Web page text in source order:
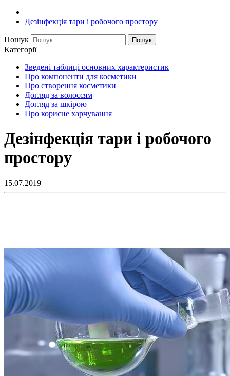
Дезінфекція тари і робочого простору
Пошук Пошук
Категорії
Зведені таблиці основних характеристик
Про компоненти для косметики
Про створення косметики
Догляд за волоссям
Догляд за шкірою
Про корисне харчування
Дезінфекція тари і робочого
простору
15.07.2019